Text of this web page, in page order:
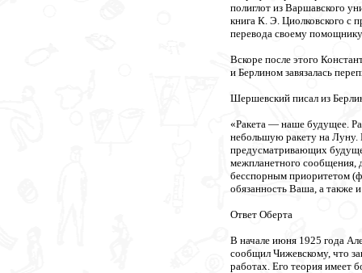
полиглот из Варшавского
книга К. Э. Циолковского с
перевода своему
Вскоре после этого
и Берлином завязалась
Шершевский писал из
«Ракета — наше будущее.
небольшую ракету на Луну.
предусматривающих
межпланетного сообщения,
бесспорным приоритетом
обязанность Ваша, а также
Ответ Оберта
В начале июня 1925 года
сообщил Чижевскому, что
работах. Его теория имеет